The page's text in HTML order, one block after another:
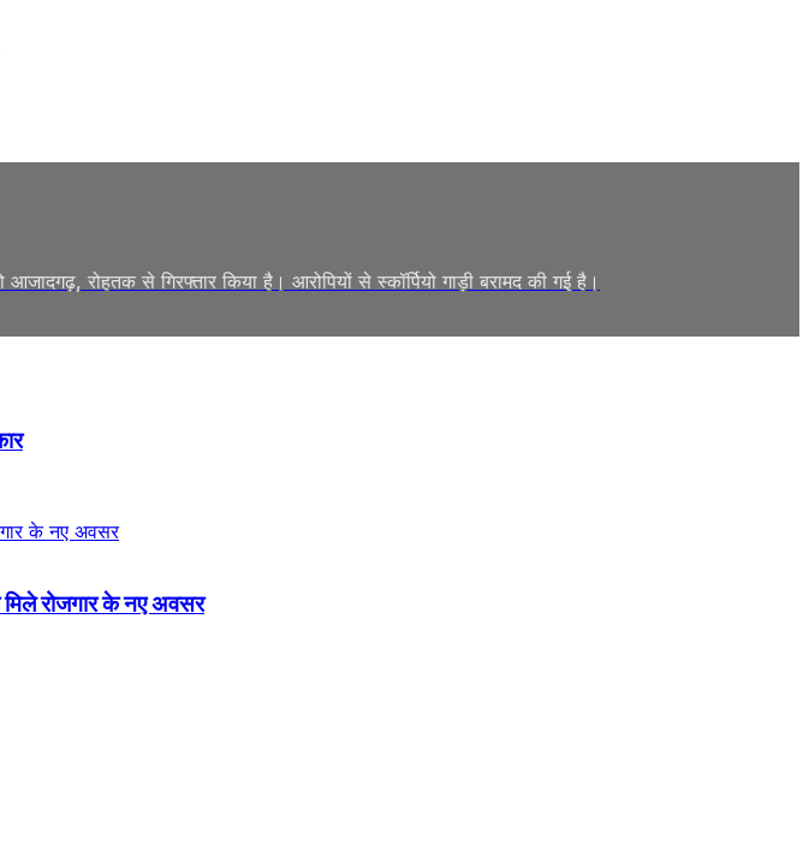
रोहतक से गिरफ्तार किया है। आरोपियों से स्कॉर्पियो गाड़ी बरामद की गई है।
रोजगार के नए अवसर